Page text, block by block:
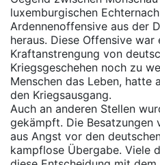
luxemburgischen
Ardennenoffensive aus der
heraus. Diese Offensive war
Kraftanstrengung von
Kriegsgeschehen noch zu
Menschen das Leben, hatte
den Kriegsausgang.
Auch an anderen Stellen
gekämpft. Die Besatzungen
aus Angst vor den
kampflose Übergabe. Viele